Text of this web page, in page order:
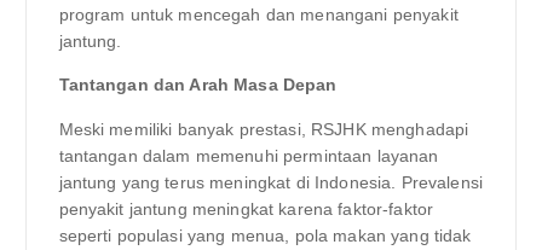
program untuk mencegah dan menangani penyakit
jantung.
Tantangan dan Arah Masa Depan
Meski memiliki banyak prestasi, RSJHK menghadapi
tantangan dalam memenuhi permintaan layanan
jantung yang terus meningkat di Indonesia. Prevalensi
penyakit jantung meningkat karena faktor-faktor
seperti populasi yang menua, pola makan yang tidak